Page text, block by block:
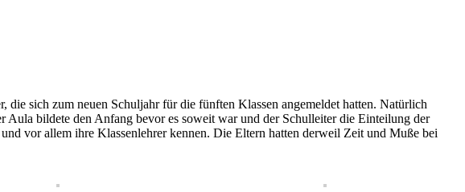
sich zum neuen Schuljahr für die fünften Klassen angemeldet hatten. Natürlich
bildete den Anfang bevor es soweit war und der Schulleiter die Einteilung der
vor allem ihre Klassenlehrer kennen. Die Eltern hatten derweil Zeit und Muße bei